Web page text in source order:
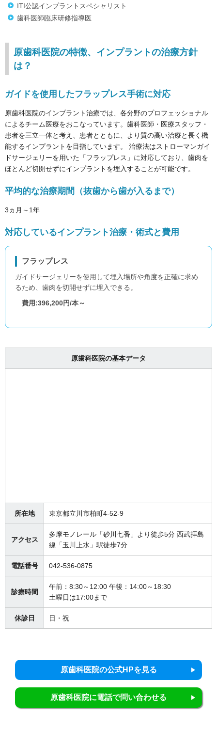
ITI公認インプラントスペシャリスト
歯科医師臨床研修指導医
原歯科医院の特徴、インプラントの治療方針
は？
ガイドを使用したフラップレス手術に対応
原歯科医院のインプラント治療では、各分野のプロフェッショナル
によるチーム医療をおこなっています。歯科医師・医療スタッフ・
患者を三立一体と考え、患者とともに、より質の高い治療と長く機
能するインプラントを目指しています。 治療法はストローマンガイ
ドサージェリーを用いた「フラップレス」に対応しており、歯肉を
ほとんど切開せずにインプラントを埋入することが可能です。
平均的な治療期間（抜歯から歯が入るまで）
3ヵ月～1年
対応しているインプラント治療・術式と費用
フラップレス
ガイドサージェリーを使用して埋入場所や角度を正確に求め
るため、歯肉を切開せずに埋入できる。
費用:396,200円/本～
原歯科医院の基本データ
所在地 東京都立川市柏町4-52-9
アクセス
多摩モノレール「砂川七番」より徒歩5分 西武拝島
線「玉川上水」駅徒歩7分
電話番号 042-536-0875
診療時間
午前：8:30～12:00 午後：14:00～18:30
土曜日は17:00まで
休診日 日・祝
原歯科医院の公式HPを見る
原歯科医院に電話で問い合わせる